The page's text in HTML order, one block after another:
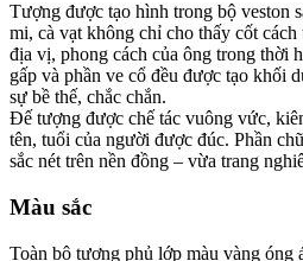
Tượng được tạo hình trong bộ veston
mi, cà vạt không chỉ cho thấy cốt
địa vị, phong cách của ông trong thời
gấp và phần ve cổ đều được tạo khối
sự bề thế, chắc chắn.
Đế tượng được chế tác vuông vức,
tên, tuổi của người được đúc. Phần
sắc nét trên nền đồng – vừa trang
Màu sắc
Toàn bộ tượng phủ lớp màu vàng óng